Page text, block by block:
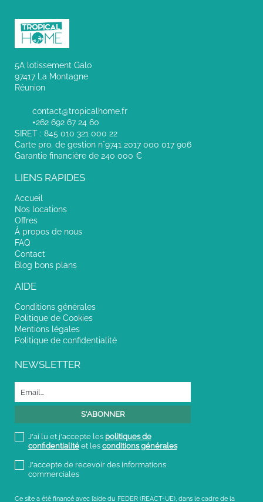
5A lotissement Galo
97417 La Montagne
Réunion
contact@tropicalhome.fr
+262 692 67 24 60
SIRET : 845 010 321 000 22
Carte pro. de gestion n°9741 2017 000 017 906
Garantie financière de 240 000 €
LIENS RAPIDES
Accueil
Nos locations
Offres
À propos de nous
FAQ
Contact
Blog bons plans
AIDE
Conditions générales
Politique de Cookies
Mentions légales
Politique de confidentialité
NEWSLETTER
J'ai lu et j'accepte les politiques de
confidentialitéet les conditions générales
J'accepte de recevoir des informations
commerciales
Ce site a été financé avec l’aide du FEDER (REACT-UE), dans le cadre de la